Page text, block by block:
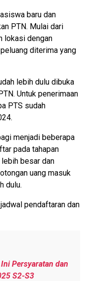
baru dan
PTN. Mulai dari
lokasi dengan
diterima yang
lebih dulu dibuka
Untuk penerimaan
PTS sudah
menjadi beberapa
pada tahapan
besar dan
uang masuk
dulu.
pendaftaran dan
Persyaratan dan
S2-S3